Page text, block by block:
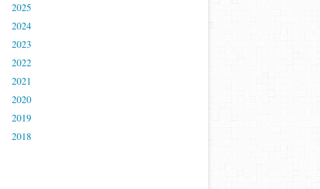
2025
2024
2023
2022
2021
2020
2019
2018